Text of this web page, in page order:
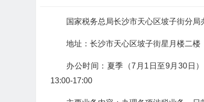
国家税务总局长沙市天心区坡子街分局
地址：长沙市天心区坡子街星月楼二楼
办公时间：夏季（7月1日至9月30日
13:00-17:00